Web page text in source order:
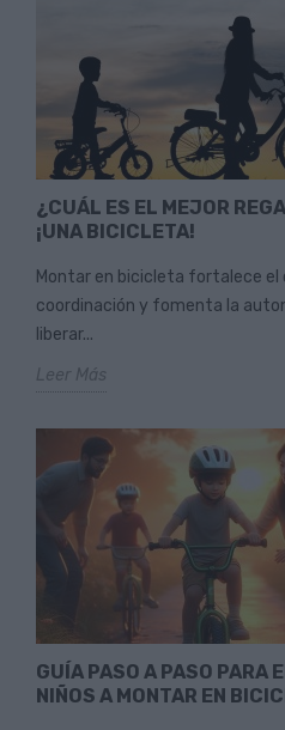
¿CUÁL ES EL MEJOR
¡UNA BICICLETA!
Montar en bicicleta fortalece el
coordinación y fomenta la
liberar...
Leer Más
GUÍA PASO A PASO PARA
NIÑOS A MONTAR EN